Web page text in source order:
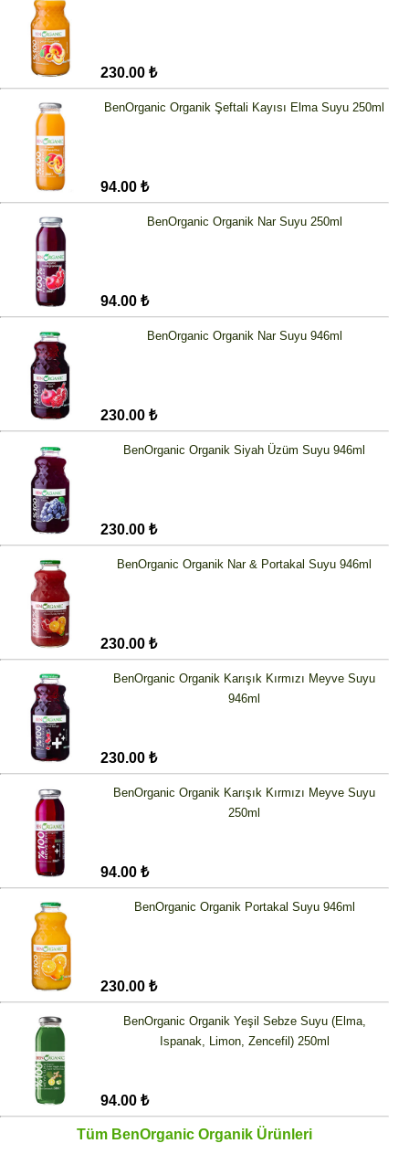
230.00 ₺
BenOrganic Organik Şeftali Kayısı Elma Suyu 250ml
94.00 ₺
BenOrganic Organik Nar Suyu 250ml
94.00 ₺
BenOrganic Organik Nar Suyu 946ml
230.00 ₺
BenOrganic Organik Siyah Üzüm Suyu 946ml
230.00 ₺
BenOrganic Organik Nar & Portakal Suyu 946ml
230.00 ₺
BenOrganic Organik Karışık Kırmızı Meyve Suyu
946ml
230.00 ₺
BenOrganic Organik Karışık Kırmızı Meyve Suyu
250ml
94.00 ₺
BenOrganic Organik Portakal Suyu 946ml
230.00 ₺
BenOrganic Organik Yeşil Sebze Suyu (Elma,
Ispanak, Limon, Zencefil) 250ml
94.00 ₺
Tüm BenOrganic OrganikÜrünleri